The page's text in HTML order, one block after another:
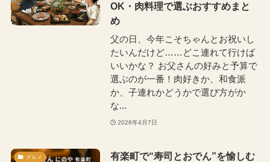
OK・肉料理で選ぶおすすめまと
め
父の日、今年こそちゃんとお祝いし
たいんだけど……どこ連れて行けば
いいかな？ お父さんの好みと予算で
選ぶのが一番！肉好きか、和食派
か、子連れかどうかで選び方がか
な...
2026年4月7日
グルメ
有楽町で“寿司とおでん”を愉しむ